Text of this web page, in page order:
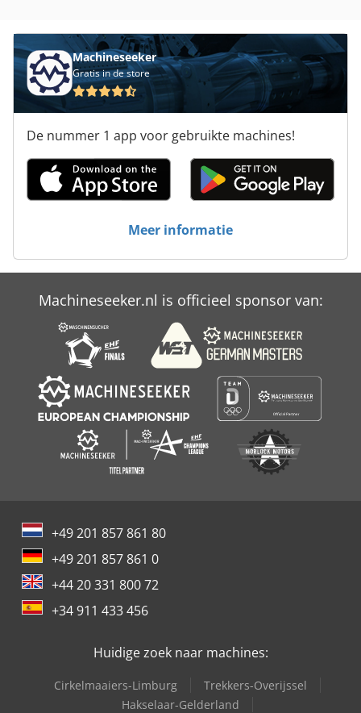
Werken Voertuig
Machineseeker
Gratis in de store
De nummer 1 app voor gebruikte machines!
Meer informatie
Machineseeker.nl is officieel sponsor van:
+49 201 857 861 80
+49 201 857 861 0
+44 20 331 800 72
+34 911 433 456
Huidige zoek naar machines:
Cirkelmaaiers-Limburg
Trekkers-Overijssel
Hakselaar-Gelderland